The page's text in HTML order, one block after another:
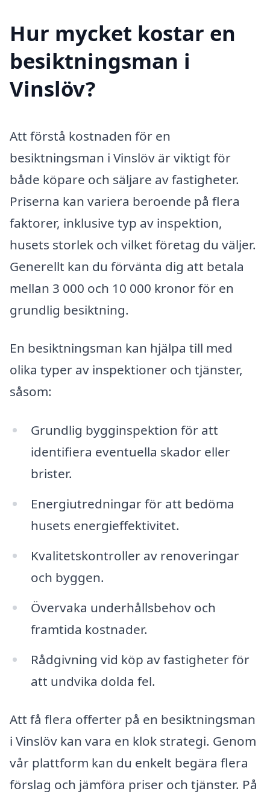
Hur mycket kostar en
besiktningsman i
Vinslöv?
Att förstå kostnaden för en
besiktningsman i Vinslöv är viktigt för
både köpare och säljare av fastigheter.
Priserna kan variera beroende på flera
faktorer, inklusive typ av inspektion,
husets storlek och vilket företag du väljer.
Generellt kan du förvänta dig att betala
mellan 3 000 och 10 000 kronor för en
grundlig besiktning.
En besiktningsman kan hjälpa till med
olika typer av inspektioner och tjänster,
såsom:
Grundlig bygginspektion för att
identifiera eventuella skador eller
brister.
Energiutredningar för att bedöma
husets energieffektivitet.
Kvalitetskontroller av renoveringar
och byggen.
Övervaka underhållsbehov och
framtida kostnader.
Rådgivning vid köp av fastigheter för
att undvika dolda fel.
Att få flera offerter på en besiktningsman
i Vinslöv kan vara en klok strategi. Genom
vår plattform kan du enkelt begära flera
förslag och jämföra priser och tjänster. På